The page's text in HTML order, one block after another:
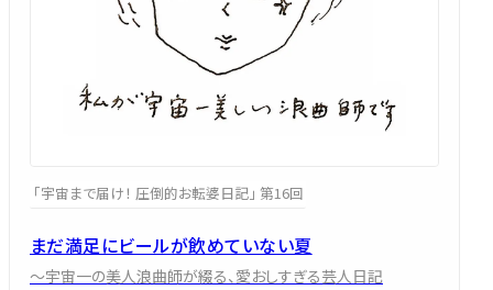
「宇宙まで届け！ 圧倒的お転婆日記」 第16回
まだ満足にビールが飲めていない夏
～宇宙一の美人浪曲師が綴る、愛おしすぎる芸人日記